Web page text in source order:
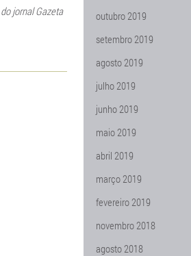
jornal Gazeta
outubro 2019
setembro 2019
agosto 2019
julho 2019
junho 2019
maio 2019
abril 2019
março 2019
fevereiro 2019
novembro 2018
agosto 2018